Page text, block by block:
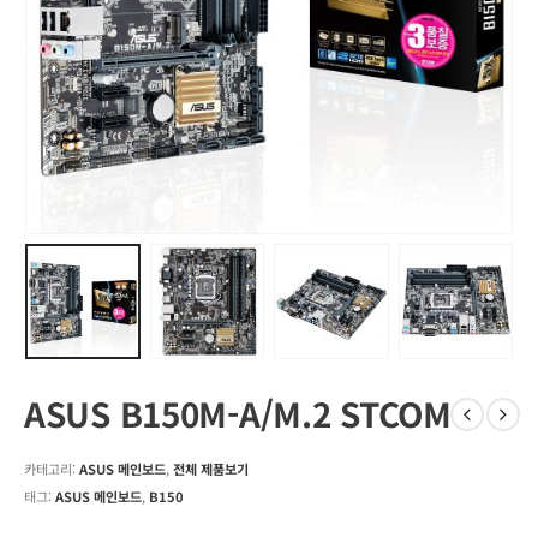
ASUS B150M-A/M.2 STCOM
카테고리:ASUS 메인보드, 전체 제품보기
태그:ASUS 메인보드, B150